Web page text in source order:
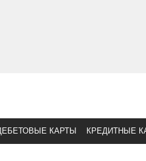
КАРТЫ КРЕДИТНЫЕ